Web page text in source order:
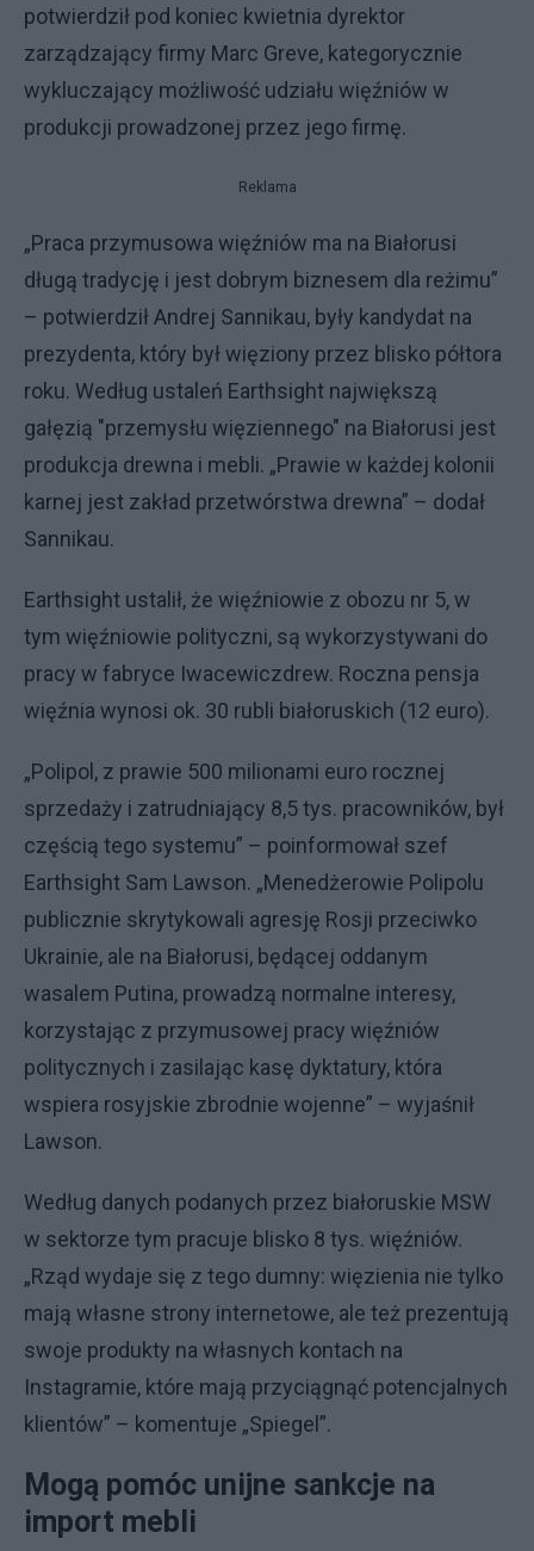
potwierdził pod koniec kwietnia dyrektor
zarządzający firmy Marc Greve, kategorycznie
wykluczający możliwość udziału więźniów w
produkcji prowadzonej przez jego firmę.
Reklama
„Praca przymusowa więźniów ma na Białorusi
długą tradycję i jest dobrym biznesem dla reżimu”
– potwierdził Andrej Sannikau, były kandydat na
prezydenta, który był więziony przez blisko półtora
roku. Według ustaleń Earthsight największą
gałęzią "przemysłu więziennego" na Białorusi jest
produkcja drewna i mebli. „Prawie w każdej kolonii
karnej jest zakład przetwórstwa drewna” – dodał
Sannikau.
Earthsight ustalił, że więźniowie z obozu nr 5, w
tym więźniowie polityczni, są wykorzystywani do
pracy w fabryce Iwacewiczdrew. Roczna pensja
więźnia wynosi ok. 30 rubli białoruskich (12 euro).
„Polipol, z prawie 500 milionami euro rocznej
sprzedaży i zatrudniający 8,5 tys. pracowników, był
częścią tego systemu” – poinformował szef
Earthsight Sam Lawson. „Menedżerowie Polipolu
publicznie skrytykowali agresję Rosji przeciwko
Ukrainie, ale na Białorusi, będącej oddanym
wasalem Putina, prowadzą normalne interesy,
korzystając z przymusowej pracy więźniów
politycznych i zasilając kasę dyktatury, która
wspiera rosyjskie zbrodnie wojenne” – wyjaśnił
Lawson.
Według danych podanych przez białoruskie MSW
w sektorze tym pracuje blisko 8 tys. więźniów.
„Rząd wydaje się z tego dumny: więzienia nie tylko
mają własne strony internetowe, ale też prezentują
swoje produkty na własnych kontach na
Instagramie, które mają przyciągnąć potencjalnych
klientów” – komentuje „Spiegel”.
Mogą pomóc unijne sankcje na
import mebli